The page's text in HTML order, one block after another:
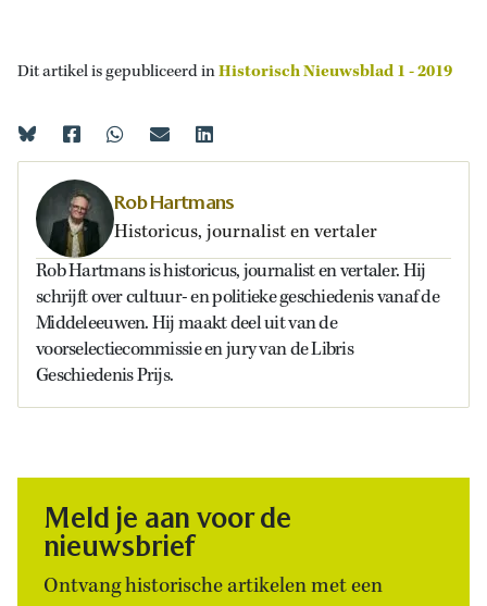
Dit artikel is gepubliceerd inHistorisch Nieuwsblad 1 - 2019
Rob Hartmans
Historicus, journalist en vertaler
Rob Hartmans is historicus, journalist en vertaler. Hij
schrijft over cultuur- en politieke geschiedenis vanaf de
Middeleeuwen. Hij maakt deel uit van de
voorselectiecommissie en jury van de Libris
Geschiedenis Prijs.
Meld je aan voor de
nieuwsbrief
Ontvang historische artikelen met een